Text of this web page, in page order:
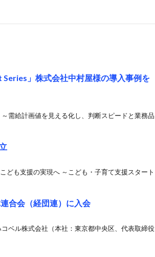
」株式会社中村屋様の導入事例を
需給計画値を見える化し、判断スピードと業務品
ども支援の実現へ ～こども・子育て支援スタート
合会（経団連）に入会
ベル株式会社（本社：東京都中央区、代表取締役